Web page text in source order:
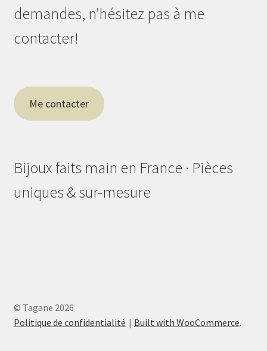
demandes, n’hésitez pas à me
contacter!
Me contacter
Bijoux faits main en France · Pièces
uniques & sur-mesure
© Tagane 2026
Politique de confidentialité
Built with WooCommerce.